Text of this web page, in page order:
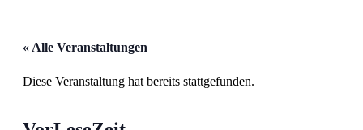
« Alle Veranstaltungen
Diese Veranstaltung hat bereits stattgefunden.